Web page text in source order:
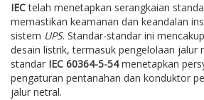
IECtelah menetapkan serangkaian
memastikan keamanan dan keandalan
sistem UPS. Standar-standar ini
desain listrik, termasuk pengelolaan jalur
standar IEC 60364-5-54menetapkan
pengaturan pentanahan dan konduktor
jalur netral.